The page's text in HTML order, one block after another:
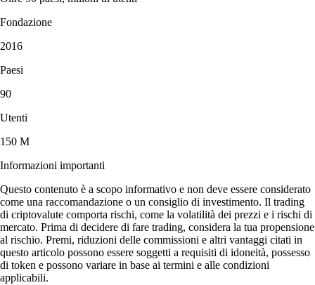
Fondazione
2016
Paesi
90
Utenti
150 M
Informazioni importanti
Questo contenuto è a scopo informativo e non deve essere considerato
come una raccomandazione o un consiglio di investimento. Il trading
di criptovalute comporta rischi, come la volatilità dei prezzi e i rischi di
mercato. Prima di decidere di fare trading, considera la tua propensione
al rischio. Premi, riduzioni delle commissioni e altri vantaggi citati in
questo articolo possono essere soggetti a requisiti di idoneità, possesso
di token e possono variare in base ai termini e alle condizioni
applicabili.